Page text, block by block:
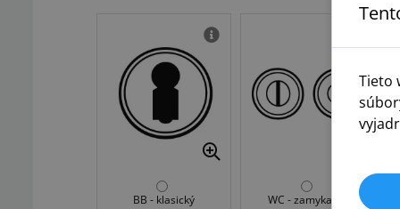
BB - klasický WC - zamykanie
Tieto